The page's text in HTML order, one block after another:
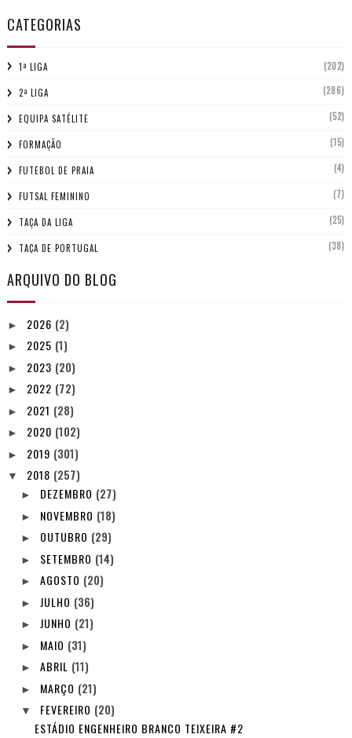
CATEGORIAS
1ª LIGA (202)
2ª LIGA (286)
EQUIPA SATÉLITE (52)
FORMAÇÃO (15)
FUTEBOL DE PRAIA (4)
FUTSAL FEMININO (7)
TAÇA DA LIGA (25)
TAÇA DE PORTUGAL (38)
ARQUIVO DO BLOG
► 2026 (2)
► 2025 (1)
► 2023 (20)
► 2022 (72)
► 2021 (28)
► 2020 (102)
► 2019 (301)
▼ 2018 (257)
► DEZEMBRO (27)
► NOVEMBRO (18)
► OUTUBRO (29)
► SETEMBRO (14)
► AGOSTO (20)
► JULHO (36)
► JUNHO (21)
► MAIO (31)
► ABRIL (11)
► MARÇO (21)
▼ FEVEREIRO (20)
ESTÁDIO ENGENHEIRO BRANCO TEIXEIRA #2